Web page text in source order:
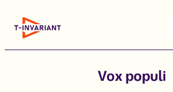
Vox populi